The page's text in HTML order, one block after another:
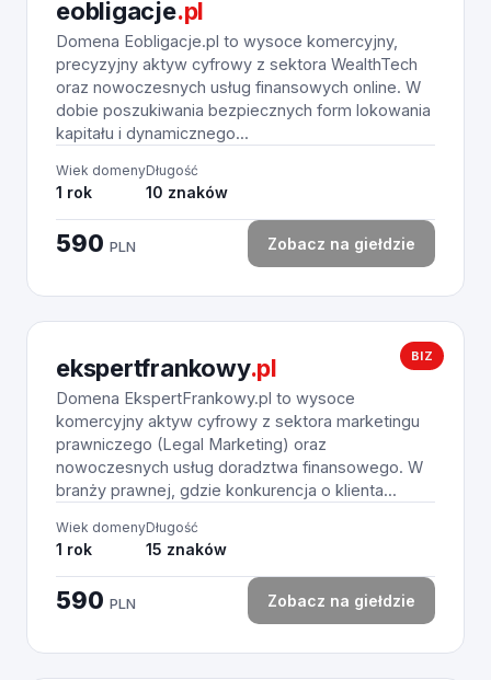
eobligacje.pl
Domena Eobligacje.pl to wysoce komercyjny,
precyzyjny aktyw cyfrowy z sektora WealthTech
oraz nowoczesnych usług finansowych online. W
dobie poszukiwania bezpiecznych form lokowania
kapitału i dynamicznego...
Wiek domeny
1 rok
Długość
10 znaków
590 PLN Zobacz na giełdzie
BIZ
ekspertfrankowy.pl
Domena EkspertFrankowy.pl to wysoce
komercyjny aktyw cyfrowy z sektora marketingu
prawniczego (Legal Marketing) oraz
nowoczesnych usług doradztwa finansowego. W
branży prawnej, gdzie konkurencja o klienta...
Wiek domeny
1 rok
Długość
15 znaków
590 PLN Zobacz na giełdzie